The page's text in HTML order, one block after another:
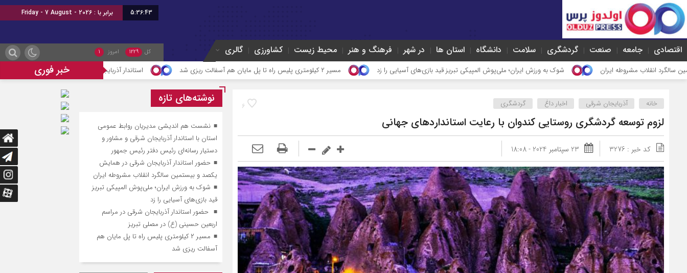
5:36:44 امروز : جمعه, ۱۶ مرداد , ۱۴۰۵
اقتصادی جامعه صنعت گردشگری سلامت دانشگاه استان ها در شهر فرهنگ و هنر محیط زیست کشاورزی گالری کل 1229 امروز 1
خبر فوری مشروطه ایران شوک به ورزش ایران؛ ملی‌پوش المپیکی تبریز قید بازی‌های آسیایی را زد مسیر ۲ کیلومتری پلیس راه تا پل مایان هم آسفالت ریزی شد استاندار آذربایجان شرقی در دیدار با وزیر نیرو خواستار تسریع در
6 خانه آذربایجان شرقی اخبار داغ گردشگری
لزوم توسعه گردشگری روستایی کندوان با رعایت استانداردهای جهانی
کد خبر : 3276 23 سپتامبر 2024 - 18:08
نوشته‌های تازه
نشست هم اندیشی مدیریان روابط عمومی
استان با استاندار آذربایجان شرقی و مشاور و
دستیار رسانه‌ای رئیس دفتر رئیس جمهور
حضور استاندار آذربایجان شرقی در همایش
یکصد و بیستمین سالگرد انقلاب مشروطه ایران
شوک به ورزش ایران؛ ملی‌پوش المپیکی تبریز
قید بازی‌های آسیایی را زد
حضور استاندار آذربایجان شرقی در مراسم
اربعین حسینی (ع) در مصلی تبریز
مسیر ۲ کیلومتری پلیس راه تا پل مایان هم
آسفالت ریزی شد